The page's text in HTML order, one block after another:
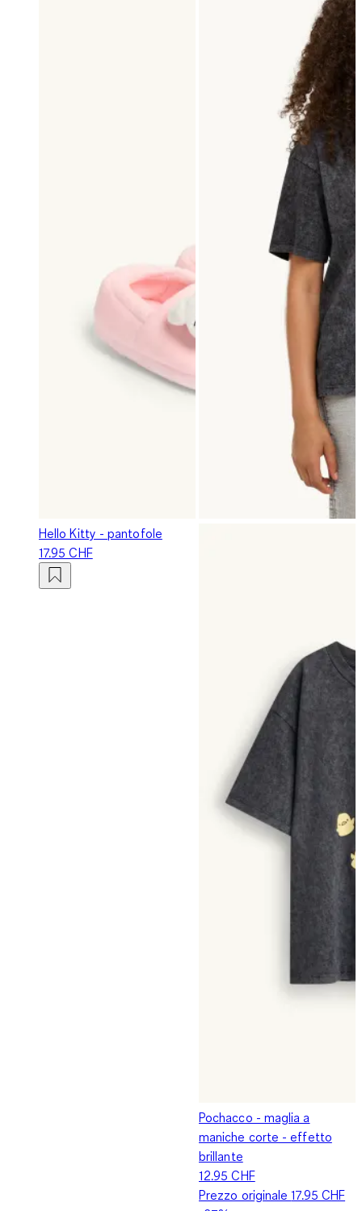
Hello Kitty - pantofole
17.95 CHF
Pochacco - maglia a
maniche corte - effetto
brillante
12.95 CHF
Prezzo originale17.95 CHF